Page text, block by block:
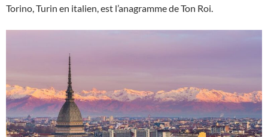
Torino, Turin en italien, est l’anagramme de Ton Roi.